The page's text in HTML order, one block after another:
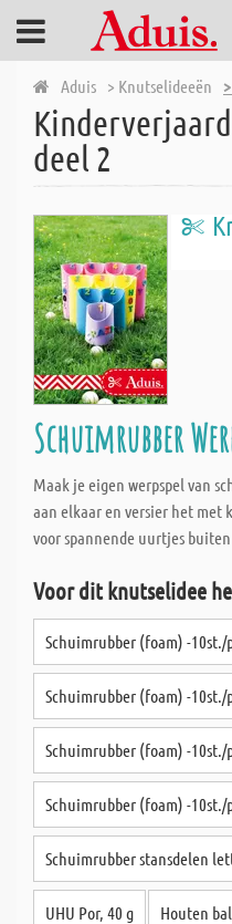
Aduis > Knutselideeën
deel 2
Schuimrubber
Maak je eigen werpspel van
aan elkaar en versier het
voor spannende uurtjes
Voor dit knutselidee
Schuimrubber (foam) -10st./
Schuimrubber (foam) -
Schuimrubber (foam) -10st./
Schuimrubber (foam) -10st./
Schuimrubber stansdelen
UHU Por, 40 g Houten